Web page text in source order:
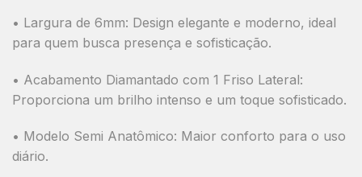
• Largura de 6mm: Design elegante e moderno, ideal
para quem busca presença e sofisticação.
• Acabamento Diamantado com 1 Friso Lateral:
Proporciona um brilho intenso e um toque sofisticado.
• Modelo Semi Anatômico: Maior conforto para o uso
diário.